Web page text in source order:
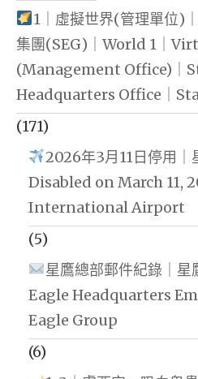
1｜虛擬世界(管理單位)
集團(SEG)｜World 1｜
(Management Office)｜
Headquarters Office｜
(171)
2026年3月11日停用｜
Disabled on March 11,
International Airport
(5)
星鷹總部郵件紀錄｜
Eagle Headquarters
Eagle Group
(6)